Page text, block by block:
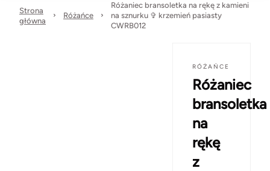
Strona
główna
Różańce
Różaniec bransoletka na rękę z kamieni
na sznurku ✞ krzemień pasiasty
CWRB012
RÓŻAŃCE
Różaniec
bransoletka
na
rękę
z